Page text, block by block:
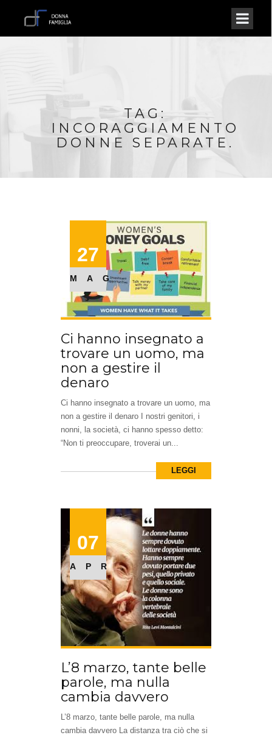
TAG:
INCORAGGIAMENTO
DONNE SEPARATE.
27
MAG
Ci hanno insegnato a
trovare un uomo, ma
non a gestire il
denaro
Ci hanno insegnato a trovare un uomo, ma
non a gestire il denaro I nostri genitori, i
nonni, la società, ci hanno spesso detto:
“Non ti preoccupare, troverai un...
LEGGI
07
APR
L’8 marzo, tante belle
parole, ma nulla
cambia davvero
L’8 marzo, tante belle parole, ma nulla
cambia davvero La distanza tra ciò che si